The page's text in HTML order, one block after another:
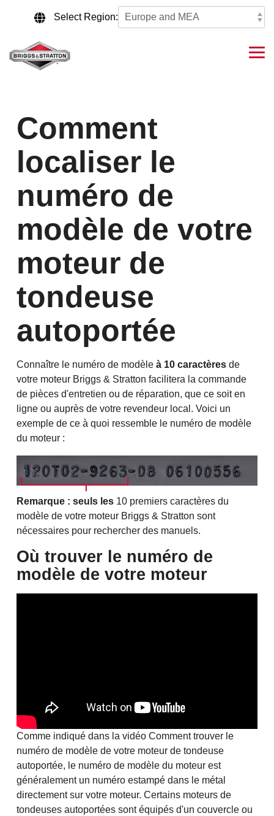
content.
Select Region:
Comment
localiser le
numéro de
modèle de votre
moteur de
tondeuse
autoportée
Connaître le numéro de modèle à 10 caractères de
votre moteur Briggs & Stratton facilitera la commande
de pièces d'entretien ou de réparation, que ce soit en
ligne ou auprès de votre revendeur local. Voici un
exemple de ce à quoi ressemble le numéro de modèle
du moteur :
Remarque : seuls les 10 premiers caractères du
modèle de votre moteur Briggs & Stratton sont
nécessaires pour rechercher des manuels.
Où trouver le numéro de
modèle de votre moteur
Comme indiqué dans la vidéo Comment trouver le
numéro de modèle de votre moteur de tondeuse
autoportée, le numéro de modèle du moteur est
généralement un numéro estampé dans le métal
directement sur votre moteur. Certains moteurs de
tondeuses autoportées sont équipés d'un couvercle ou